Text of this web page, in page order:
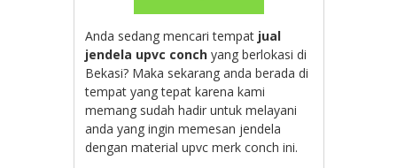
Anda sedang mencari tempat jual
jendela upvc conch yang berlokasi di
Bekasi? Maka sekarang anda berada di
tempat yang tepat karena kami
memang sudah hadir untuk melayani
anda yang ingin memesan jendela
dengan material upvc merk conch ini.